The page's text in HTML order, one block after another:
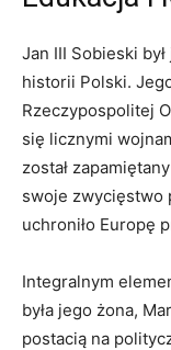
Jan⁢ III Sobieski
historii Polski.
Rzeczypospolitej
się​ licznymi
został⁣
⁣swoje zwycięstwo
‌uchroniło Europę
Integralnym
była jego żona,⁢
postacią na